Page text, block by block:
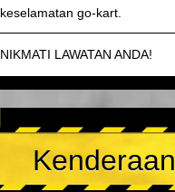
keselamatan go-kart.
NIKMATI LAWATAN ANDA!
Kenderaan